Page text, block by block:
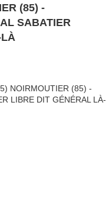
(85) -
SABATIER